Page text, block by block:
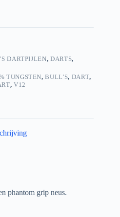
DARTPIJLEN,DARTS,
TUNGSTEN,BULL'S, DART,
, V12
phantom grip neus.